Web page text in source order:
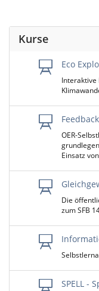
Kurse
Eco
Interaktive
OER-
Einsatz
Die
zum SFB
SPELL -